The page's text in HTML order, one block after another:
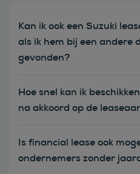
Kan ik ook een Suzuki
als ik hem bij een andere
gevonden?
Hoe snel kan ik
na akkoord op de
Is financial lease ook
ondernemers zonder